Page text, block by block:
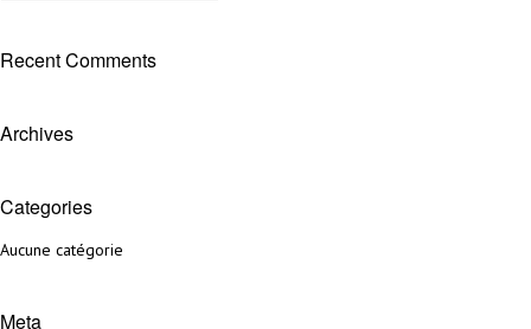
Recent Comments
Archives
Categories
Aucune catégorie
Meta